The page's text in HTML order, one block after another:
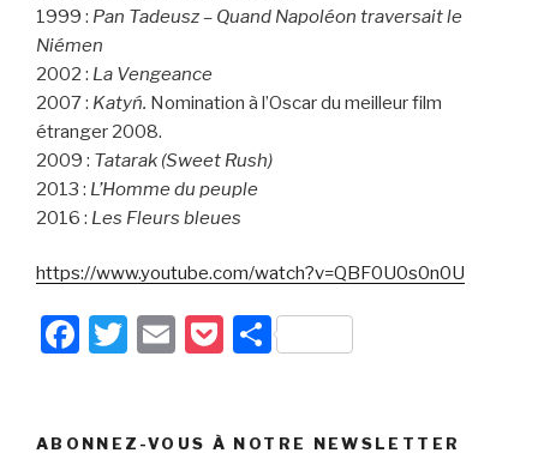
1999 : Pan Tadeusz – Quand Napoléon traversait le
Niémen
2002 : La Vengeance
2007 : Katyń. Nomination à l’Oscar du meilleur film
étranger 2008.
2009 : Tatarak (Sweet Rush)
2013 : L’Homme du peuple
2016 : Les Fleurs bleues
https://www.youtube.com/watch?v=QBF0U0s0n0U
F
T
E
P P
ABONNEZ-VOUS À NOTRE NEWSLETTER